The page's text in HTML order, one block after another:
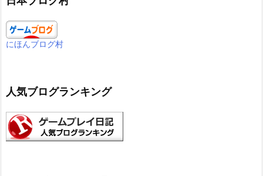
にほんブログ村
人気ブログランキング